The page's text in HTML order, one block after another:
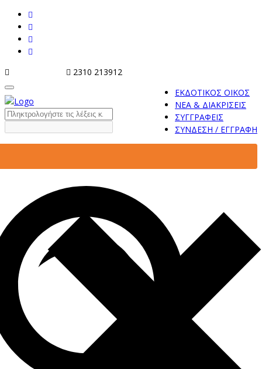
2310 213912
ΕΚΔΟΤΙΚΟΣ ΟΙΚΟΣ
ΝΕΑ & ΔΙΑΚΡΙΣΕΙΣ
ΣΥΓΓΡΑΦΕΙΣ
ΣΥΝΔΕΣΗ / ΕΓΓΡΑΦΗ